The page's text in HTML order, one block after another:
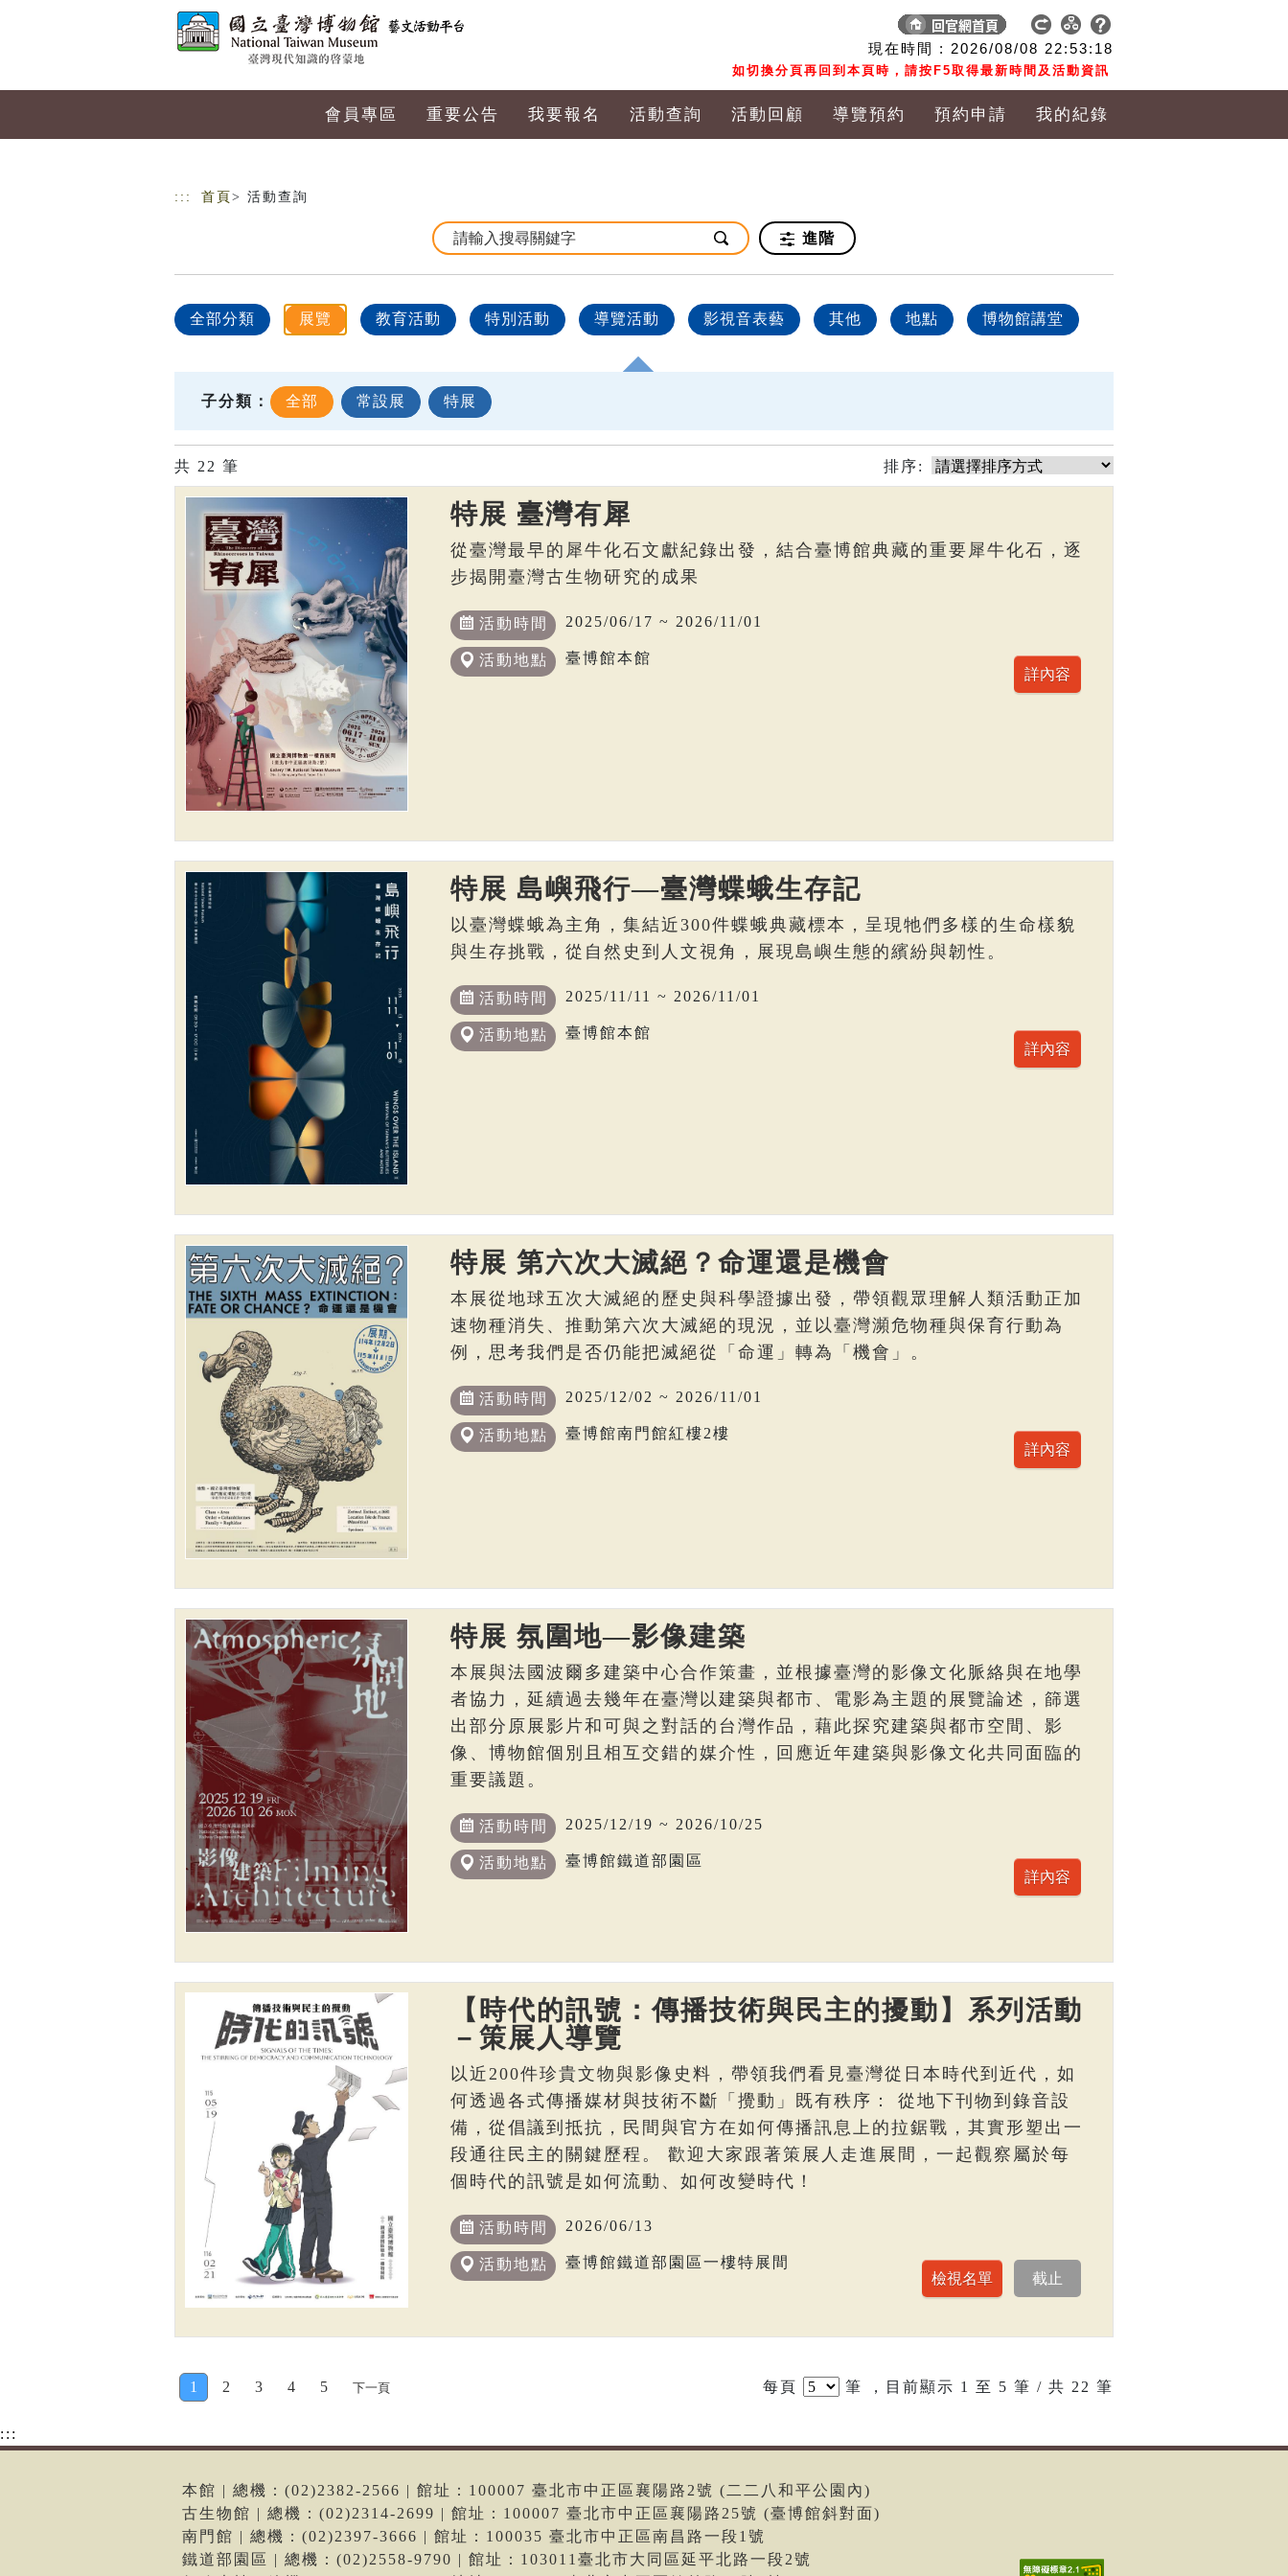
現在時間 : 2026/08/08 22:53:18
如切換分頁再回到本頁時，請按F5取得最新時間及活動資訊
會員專區 重要公告 我要報名 活動查詢 活動回顧 導覽預約 預約申請 我的紀錄
::: 首頁 > 活動查詢
進階
全部分類 展覽 教育活動 特別活動 導覽活動 影視音表藝 其他 地點 博物館講堂
子分類： 全部 常設展 特展
共 22 筆 排序:
特展 臺灣有犀
從臺灣最早的犀牛化石文獻紀錄出發，結合臺博館典藏的重要犀牛化石，逐
步揭開臺灣古生物研究的成果
活動時間 2025/06/17 ~ 2026/11/01
活動地點 臺博館本館
特展 島嶼飛行—臺灣蝶蛾生存記
以臺灣蝶蛾為主角，集結近300件蝶蛾典藏標本，呈現牠們多樣的生命樣貌
與生存挑戰，從自然史到人文視角，展現島嶼生態的繽紛與韌性。
活動時間 2025/11/11 ~ 2026/11/01
活動地點 臺博館本館
特展 第六次大滅絕？命運還是機會
本展從地球五次大滅絕的歷史與科學證據出發，帶領觀眾理解人類活動正加
速物種消失、推動第六次大滅絕的現況，並以臺灣瀕危物種與保育行動為
例，思考我們是否仍能把滅絕從「命運」轉為「機會」。
活動時間 2025/12/02 ~ 2026/11/01
活動地點 臺博館南門館紅樓2樓
特展 氛圍地—影像建築
本展與法國波爾多建築中心合作策畫，並根據臺灣的影像文化脈絡與在地學
者協力，延續過去幾年在臺灣以建築與都市、電影為主題的展覽論述，篩選
出部分原展影片和可與之對話的台灣作品，藉此探究建築與都市空間、影
像、博物館個別且相互交錯的媒介性，回應近年建築與影像文化共同面臨的
重要議題。
活動時間 2025/12/19 ~ 2026/10/25
活動地點 臺博館鐵道部園區
【時代的訊號：傳播技術與民主的擾動】系列活動
－策展人導覽
以近200件珍貴文物與影像史料，帶領我們看見臺灣從日本時代到近代，如
何透過各式傳播媒材與技術不斷「攪動」既有秩序： 從地下刊物到錄音設
備，從倡議到抵抗，民間與官方在如何傳播訊息上的拉鋸戰，其實形塑出一
段通往民主的關鍵歷程。 歡迎大家跟著策展人走進展間，一起觀察屬於每
個時代的訊號是如何流動、如何改變時代！
活動時間 2026/06/13
活動地點 臺博館鐵道部園區一樓特展間
1 2 3 4 5 下一頁 每頁 筆 ，目前顯示 1 至 5 筆 / 共 22 筆
:::
本館 | 總機：(02)2382-2566 | 館址：100007 臺北市中正區襄陽路2號 (二二八和平公園內)
古生物館 | 總機：(02)2314-2699 | 館址：100007 臺北市中正區襄陽路25號 (臺博館斜對面)
南門館 | 總機：(02)2397-3666 | 館址：100035 臺北市中正區南昌路一段1號
鐵道部園區 | 總機：(02)2558-9790 | 館址：103011臺北市大同區延平北路一段2號